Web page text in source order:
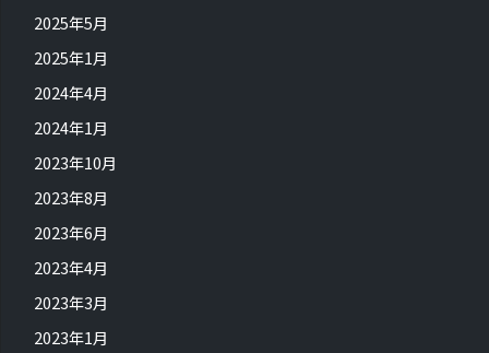
2025年5月
2025年1月
2024年4月
2024年1月
2023年10月
2023年8月
2023年6月
2023年4月
2023年3月
2023年1月